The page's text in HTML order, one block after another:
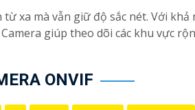
xa mà vẫn giữ độ sắc nét. Với
giúp theo dõi các khu vực
ONVIF